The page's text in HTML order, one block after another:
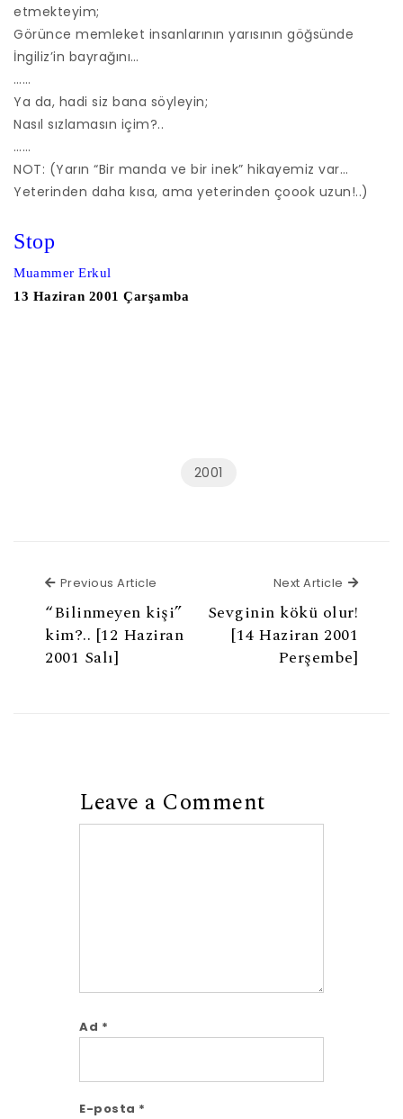
etmekteyim;
Görünce memleket insanlarının yarısının göğsünde
İngiliz’in bayrağını…
……
Ya da, hadi siz bana söyleyin;
Nasıl sızlamasın içim?..
……
NOT: (Yarın “Bir manda ve bir inek” hikayemiz var…
Yeterinden daha kısa, ama yeterinden çoook uzun!..)
Stop
Muammer Erkul
13 Haziran 2001 Çarşamba
2001
Previous Article
“Bilinmeyen kişi”
kim?.. [12 Haziran
2001 Salı]
Next Article Next
Sevginin kökü olur!
[14 Haziran 2001
Perşembe]
Leave a Comment
Ad *
E-posta *